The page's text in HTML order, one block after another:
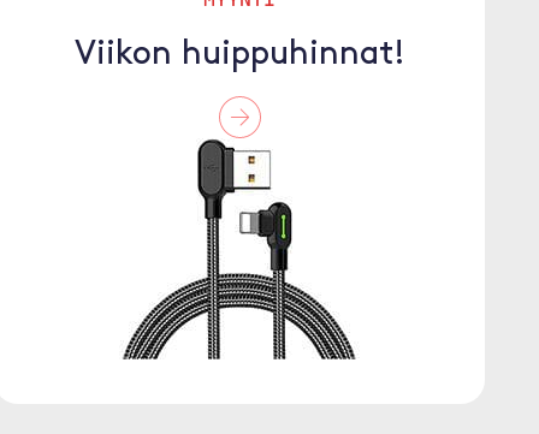
Viikon huippuhinnat!